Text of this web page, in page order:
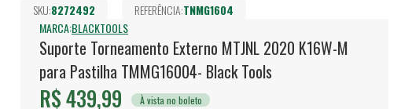
SKU:8272492 REFERÊNCIA:TNMG1604
MARCA:BLACKTOOLS
Suporte Torneamento Externo MTJNL 2020 K16W-M
para Pastilha TMMG16004- Black Tools
R$ 439,99 À vista no boleto